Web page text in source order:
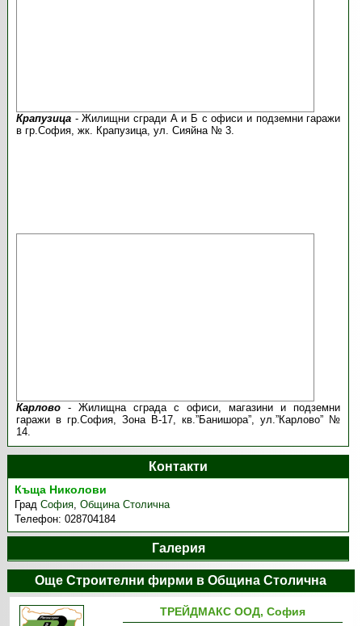
Крапузица- Жилищни сгради А и Б с офиси и подземни гаражи
в гр.София, жк. Крапузица, ул. Сияйна № 3.
Карлово- Жилищна сграда с офиси, магазини и подземни
гаражи в гр.София, Зона В-17, кв.”Банишора”, ул.”Карлово” №
14.
Контакти
Къща Николови
ГрадСофия,Община Столична
Телефон:028704184
Галерия
Още Строителни фирми в Община Столична
ТРЕЙДМАКС ООД, София